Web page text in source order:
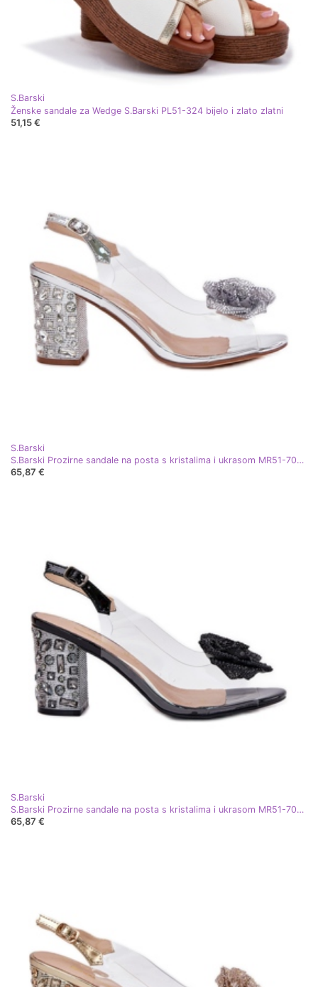
S.Barski
Ženske sandale za Wedge S.Barski PL51-324 bijelo i zlato zlatni
51,15 €
S.Barski
S.Barski Prozirne sandale na posta s kristalima i ukrasom MR51-702 Silver srebro
65,87 €
S.Barski
S.Barski Prozirne sandale na posta s kristalima i ukrasom MR51-702 Black crna
65,87 €